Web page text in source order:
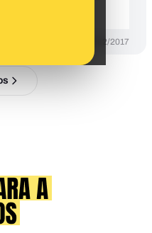
17/12/2017